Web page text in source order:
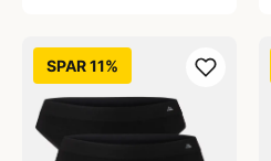
SPAR 11%